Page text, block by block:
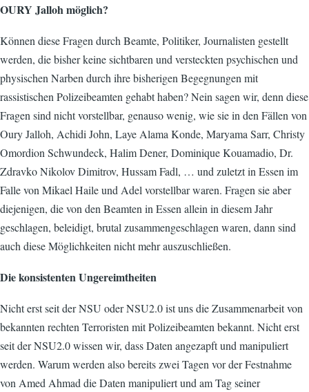
OURY Jalloh möglich?
Können diese Fragen durch Beamte, Politiker, Journalisten gestellt
werden, die bisher keine sichtbaren und versteckten psychischen und
physischen Narben durch ihre bisherigen Begegnungen mit
rassistischen Polizeibeamten gehabt haben? Nein sagen wir, denn diese
Fragen sind nicht vorstellbar, genauso wenig, wie sie in den Fällen von
Oury Jalloh, Achidi John, Laye Alama Konde, Maryama Sarr, Christy
Omordion Schwundeck, Halim Dener, Dominique Kouamadio, Dr.
Zdravko Nikolov Dimitrov, Hussam Fadl, … und zuletzt in Essen im
Falle von Mikael Haile und Adel vorstellbar waren. Fragen sie aber
diejenigen, die von den Beamten in Essen allein in diesem Jahr
geschlagen, beleidigt, brutal zusammengeschlagen waren, dann sind
auch diese Möglichkeiten nicht mehr auszuschließen.
Die konsistenten Ungereimtheiten
Nicht erst seit der NSU oder NSU2.0 ist uns die Zusammenarbeit von
bekannten rechten Terroristen mit Polizeibeamten bekannt. Nicht erst
seit der NSU2.0 wissen wir, dass Daten angezapft und manipuliert
werden. Warum werden also bereits zwei Tagen vor der Festnahme
von Amed Ahmad die Daten manipuliert und am Tag seiner